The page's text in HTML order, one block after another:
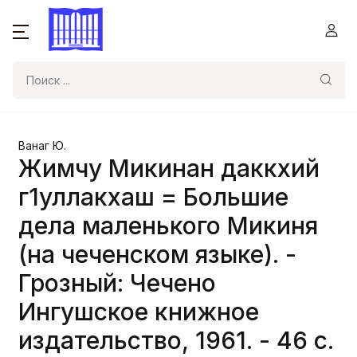
Ванаг Ю.
Жимчу Микинан даккхий
г1уллакхаш = Большие
дела маленького Микиня
(на чеченском языке). -
Грозный: Чечено
Ингушское книжное
издательство, 1961. - 46 с.